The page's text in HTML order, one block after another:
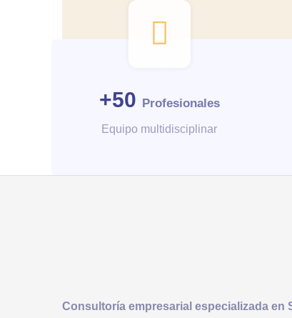
+50 Profesionales
Equipo multidisciplinar
Consultoría empresarial especializada en